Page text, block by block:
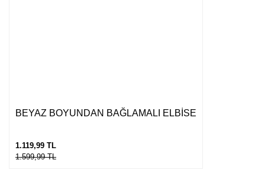
BEYAZ BOYUNDAN BAĞLAMALI ELBİSE
1.119,99 TL
1.599,99 TL